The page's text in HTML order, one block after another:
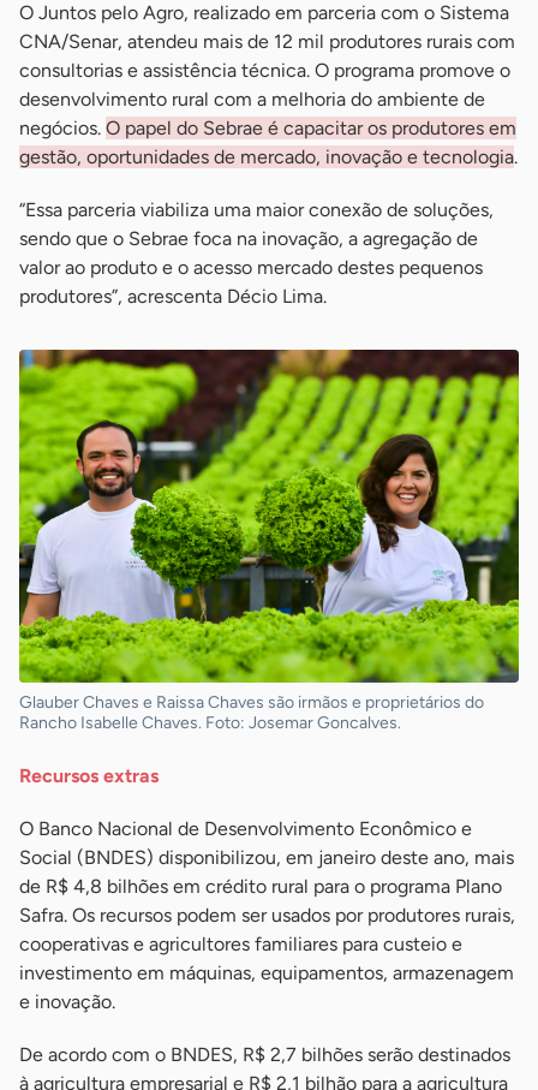
O Juntos pelo Agro, realizado em parceria com o Sistema
CNA/Senar, atendeu mais de 12 mil produtores rurais com
consultorias e assistência técnica. O programa promove o
desenvolvimento rural com a melhoria do ambiente de
negócios. O papel do Sebrae é capacitar os produtores em
gestão, oportunidades de mercado, inovação e tecnologia.
“Essa parceria viabiliza uma maior conexão de soluções,
sendo que o Sebrae foca na inovação, a agregação de
valor ao produto e o acesso mercado destes pequenos
produtores”, acrescenta Décio Lima.
Glauber Chaves e Raissa Chaves são irmãos e proprietários do
Rancho Isabelle Chaves. Foto: Josemar Goncalves.
Recursos extras
O Banco Nacional de Desenvolvimento Econômico e
Social (BNDES) disponibilizou, em janeiro deste ano, mais
de R$ 4,8 bilhões em crédito rural para o programa Plano
Safra. Os recursos podem ser usados por produtores rurais,
cooperativas e agricultores familiares para custeio e
investimento em máquinas, equipamentos, armazenagem
e inovação.
De acordo com o BNDES, R$ 2,7 bilhões serão destinados
à agricultura empresarial e R$ 2,1 bilhão para a agricultura